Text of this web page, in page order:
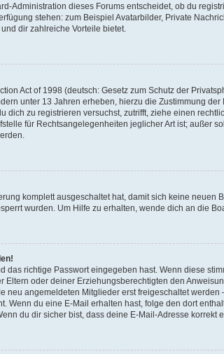
Administration dieses Forums entscheidet, ob du
stehen: zum Beispiel Avatarbilder, Private
dir zahlreiche Vorteile bietet.
Act of 1998 (deutsch: Gesetz zum Schutz der
unter 13 Jahren erheben, hierzu die Zustimmung
dich zu registrieren versuchst, zutrifft, ziehe einen
für Rechtsangelegenheiten jeglicher Art ist; außer
komplett ausgeschaltet hat, damit sich keine
wurden. Um Hilfe zu erhalten, wende dich an die
das richtige Passwort eingegeben hast. Wenn diese
Eltern oder deiner Erziehungsberechtigten den
angemeldeten Mitglieder erst freigeschaltet
Wenn du eine E-Mail erhalten hast, folge den dort
du dir sicher bist, dass deine E-Mail-Adresse korrekt